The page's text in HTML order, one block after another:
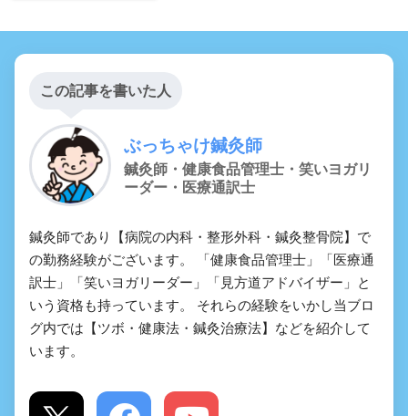
この記事を書いた人
ぶっちゃけ鍼灸師
鍼灸師・健康食品管理士・笑いヨガリ
ーダー・医療通訳士
鍼灸師であり【病院の内科・整形外科・鍼灸整骨院】で
の勤務経験がございます。 「健康食品管理士」「医療通
訳士」「笑いヨガリーダー」「見方道アドバイザー」と
いう資格も持っています。 それらの経験をいかし当ブロ
グ内では【ツボ・健康法・鍼灸治療法】などを紹介して
います。